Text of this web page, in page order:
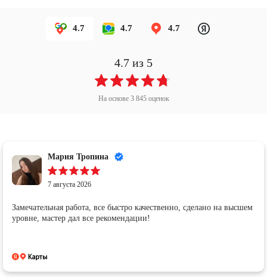
4.7 4.7 4.7
4.7 из 5
На основе 3 845оценок
Мария Тропина
7 августа 2026
Замечательная работа, все быстро качественно, сделано на высшем
уровне, мастер дал все рекомендации!